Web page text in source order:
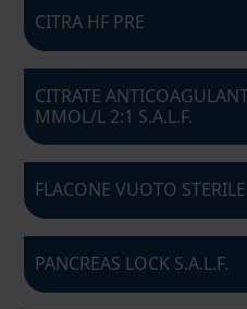
CITRA HF PRE
CITRATE
MMOL/L 2:1 S.A.L.F.
FLACONE VUOTO STERILE
PANCREAS LOCK S.A.L.F.